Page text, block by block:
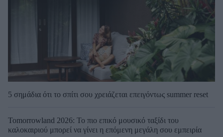
5 σημάδια ότι το σπίτι σου χρειάζεται επειγόντως summer reset
Tomorrowland 2026: Το πιο επικό μουσικό ταξίδι του
καλοκαιριού μπορεί να γίνει η επόμενη μεγάλη σου εμπειρία